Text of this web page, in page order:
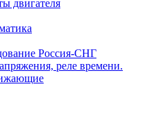
двигателя
Россия-СНГ
реле времени.